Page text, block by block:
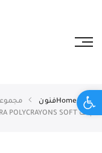
Open toolbar
Homeفنون
جاف LYRA POLYCRAYONS SOFT